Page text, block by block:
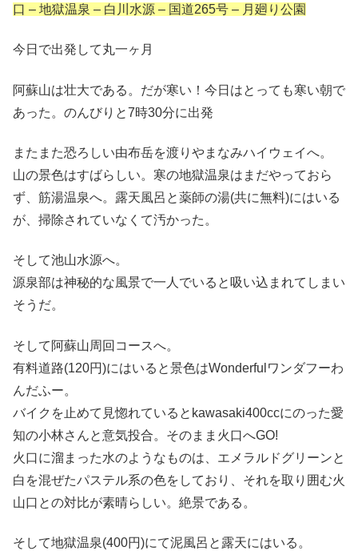
口 – 地獄温泉 – 白川水源 – 国道265号 – 月廻り公園
今日で出発して丸一ヶ月
阿蘇山は壮大である。だが寒い！今日はとっても寒い朝で
あった。のんびりと7時30分に出発
またまた恐ろしい由布岳を渡りやまなみハイウェイへ。
山の景色はすばらしい。寒の地獄温泉はまだやっておら
ず、筋湯温泉へ。露天風呂と薬師の湯(共に無料)にはいる
が、掃除されていなくて汚かった。
そして池山水源へ。
源泉部は神秘的な風景で一人でいると吸い込まれてしまい
そうだ。
そして阿蘇山周回コースへ。
有料道路(120円)にはいると景色はWonderfulワンダフーわ
んだふー。
バイクを止めて見惚れているとkawasaki400ccにのった愛
知の小林さんと意気投合。そのまま火口へGO!
火口に溜まった水のようなものは、エメラルドグリーンと
白を混ぜたパステル系の色をしており、それを取り囲む火
山口との対比が素晴らしい。絶景である。
そして地獄温泉(400円)にて泥風呂と露天にはいる。